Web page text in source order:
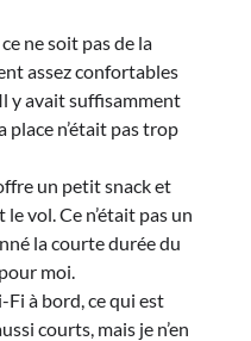
ne soit pas de la
assez confortables
y avait suffisamment
place n’était pas trop
un petit snack et
vol. Ce n’était pas un
la courte durée du
moi.
Fi à bord, ce qui est
courts, mais je n’en